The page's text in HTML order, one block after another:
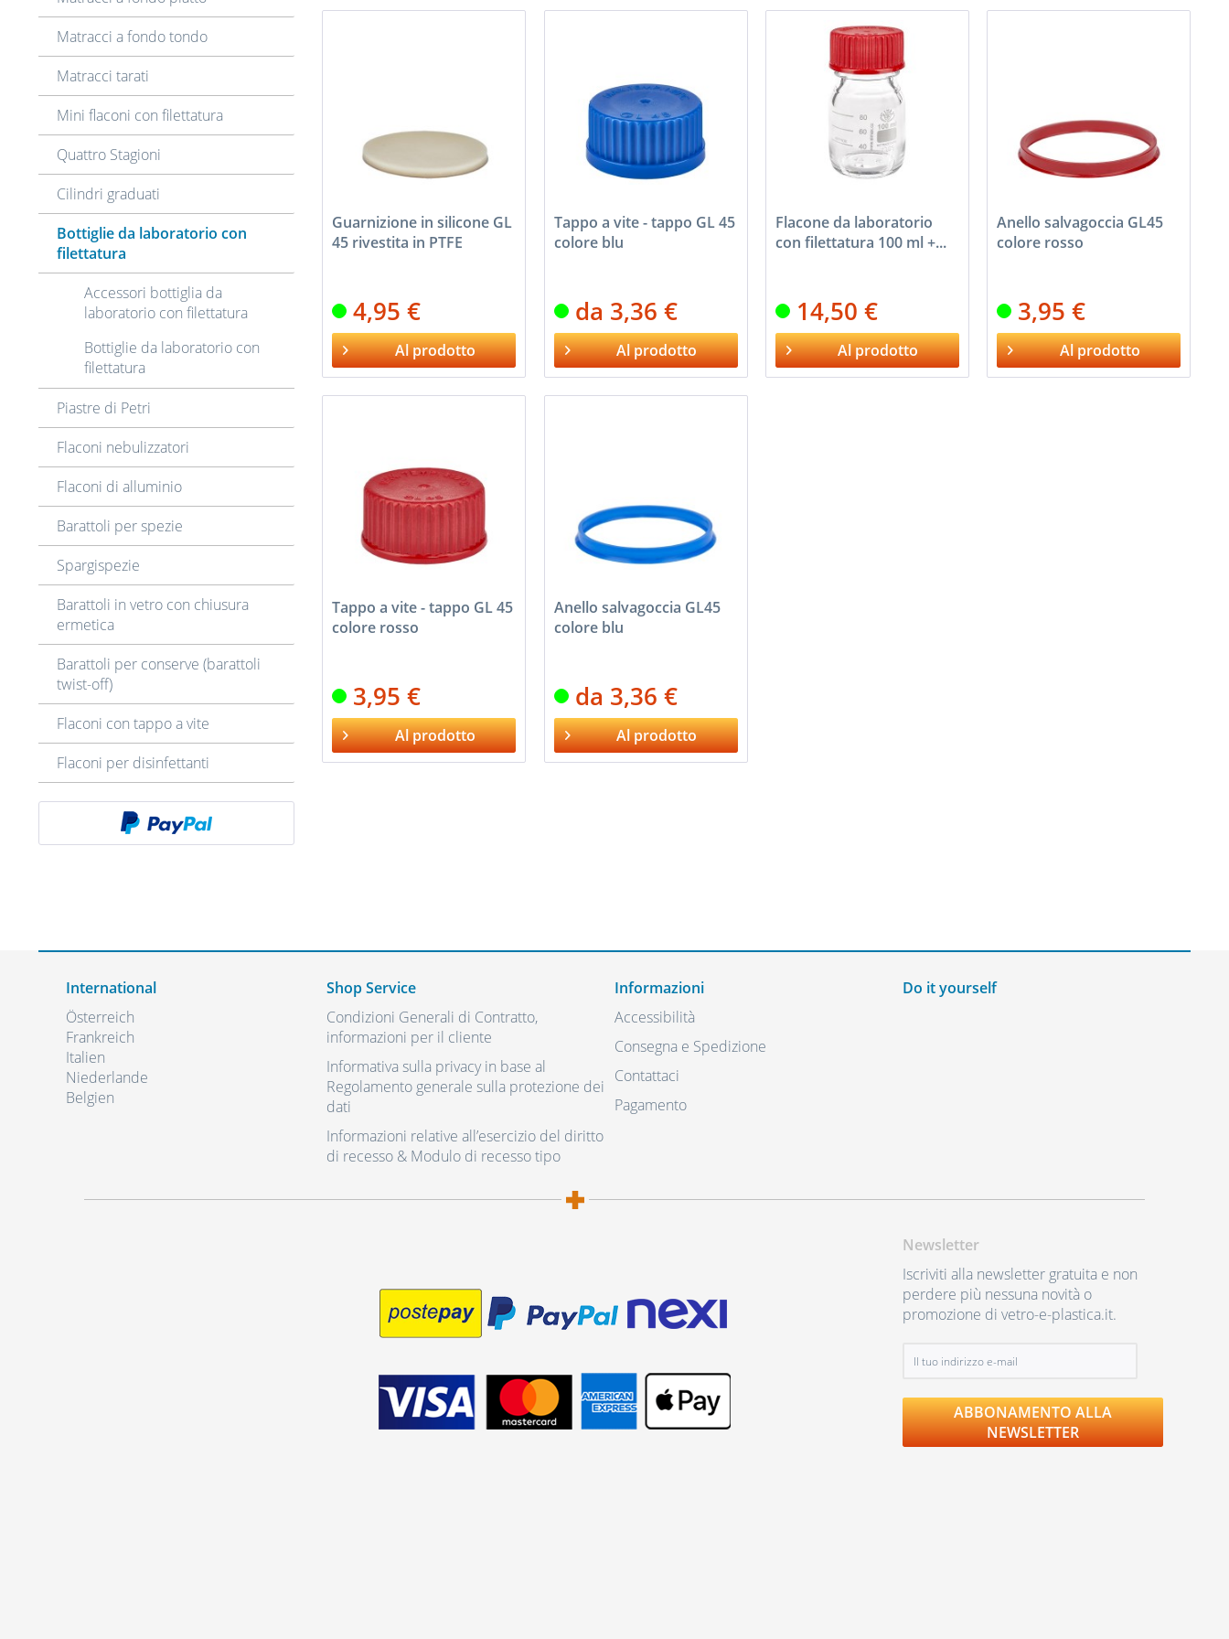
Matracci a fondo tondo
Matracci tarati
Mini flaconi con filettatura
Quattro Stagioni
Cilindri graduati
Bottiglie da laboratorio con
filettatura
Accessori bottiglia da
laboratorio con filettatura
Bottiglie da laboratorio con
filettatura
Piastre di Petri
Flaconi nebulizzatori
Flaconi di alluminio
Barattoli per spezie
Spargispezie
Barattoli in vetro con chiusura
ermetica
Barattoli per conserve (barattoli
twist-off)
Flaconi con tappo a vite
Flaconi per disinfettanti
Guarnizione in silicone GL
45 rivestita in PTFE
4,95 €
Al prodotto
Tappo a vite - tappo GL 45
colore blu
da 3,36 €
Al prodotto
Flacone da laboratorio
con filettatura 100 ml +...
14,50 €
Al prodotto
Anello salvagoccia GL45
colore rosso
3,95 €
Al prodotto
Tappo a vite - tappo GL 45
colore rosso
3,95 €
Al prodotto
Anello salvagoccia GL45
colore blu
da 3,36 €
Al prodotto
International
Österreich
Frankreich
Italien
Niederlande
Belgien
Shop Service
Condizioni Generali di Contratto,
informazioni per il cliente
Informativa sulla privacy in base al
Regolamento generale sulla protezione dei
dati
Informazioni relative all’esercizio del diritto
di recesso & Modulo di recesso tipo
Informazioni
Accessibilità
Consegna e Spedizione
Contattaci
Pagamento
Do it yourself
Newsletter
Iscriviti alla newsletter gratuita e non
perdere più nessuna novità o
promozione di vetro-e-plastica.it.
ABBONAMENTO ALLA
NEWSLETTER